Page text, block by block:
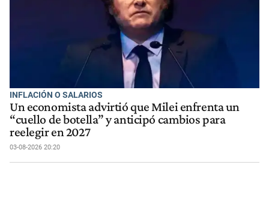
INFLACIÓN O SALARIOS
Un economista advirtió que Milei enfrenta un
“cuello de botella” y anticipó cambios para
reelegir en 2027
03-08-2026 20:20